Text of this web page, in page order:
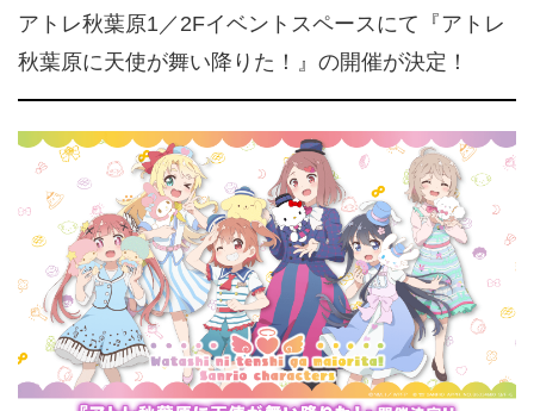
アトレ秋葉原1／2Fイベントスペースにて『アトレ
秋葉原に天使が舞い降りた！』の開催が決定！